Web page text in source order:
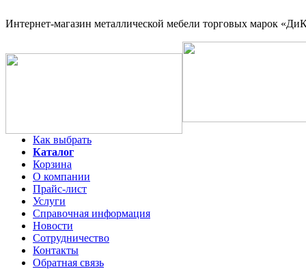
Интернет-магазин металлической мебели торговых марок
Как выбрать
Каталог
Корзина
О компании
Прайс-лист
Услуги
Справочная информация
Новости
Сотрудничество
Контакты
Обратная связь